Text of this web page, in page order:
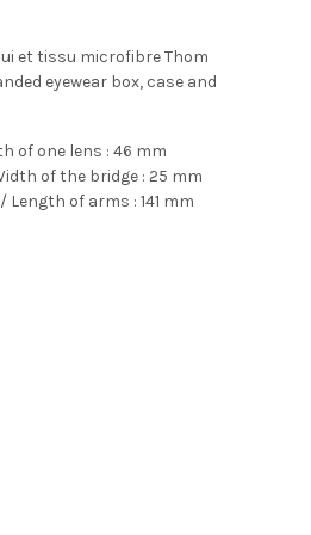
et tissu microfibre Thom
eyewear box, case and
of one lens : 46 mm
of the bridge : 25 mm
of arms : 141 mm